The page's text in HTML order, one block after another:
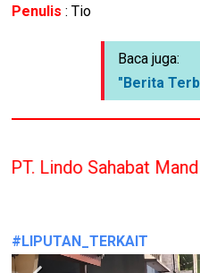
Penulis : Tio
Baca juga:
"Berita
Mandiri penerbit
#LIPUTAN_TERKAIT